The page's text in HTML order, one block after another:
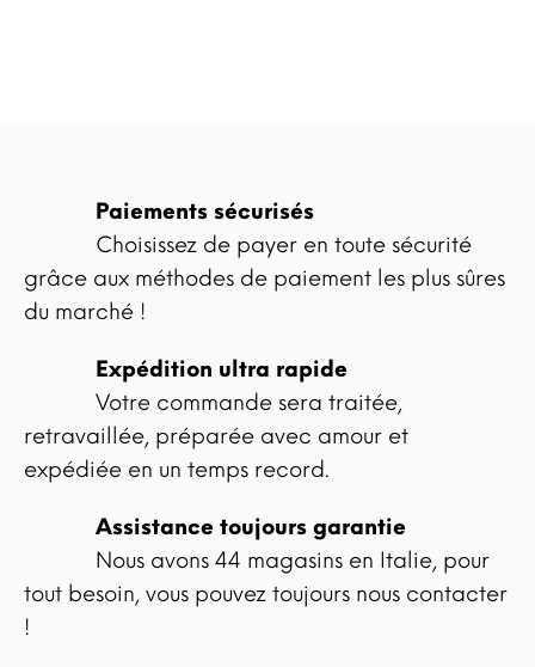
Paiements sécurisés
Choisissez de payer en toute sécurité
grâce aux méthodes de paiement les plus sûres
du marché !
Expédition ultra rapide
Votre commande sera traitée,
retravaillée, préparée avec amour et
expédiée en un temps record.
Assistance toujours garantie
Nous avons 44 magasins en Italie, pour
tout besoin, vous pouvez toujours nous contacter
!